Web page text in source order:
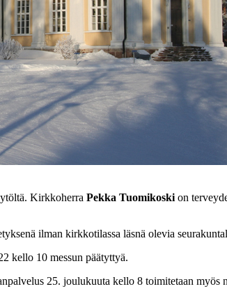
Kirkkoherra Pekka Tuomikoskion
ilman kirkkotilassa läsnä olevia
kello 10 messun päätyttyä.
25. joulukuuta kello 8 toimitetaan myös